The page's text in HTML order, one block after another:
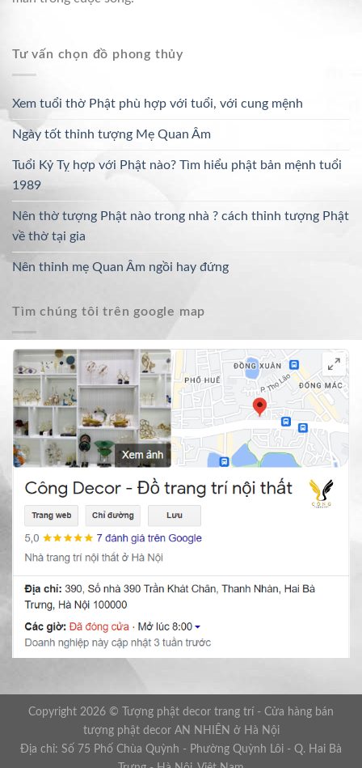
Tư vấn chọn đồ phong thủy
Xem tuổi thờ Phật phù hợp với tuổi, với cung mệnh
Ngày tốt thỉnh tượng Mẹ Quan Âm
Tuổi Kỷ Tỵ hợp với Phật nào? Tìm hiểu phật bản mệnh tuổi
1989
Nên thờ tượng Phật nào trong nhà ? cách thỉnh tượng Phật
về thờ tại gia
Nên thỉnh mẹ Quan Âm ngồi hay đứng
Tìm chúng tôi trên google map
Copyright 2026 © Tượng phật decor trang trí - Cửa hàng bán
tượng phật decor AN NHIÊN ở Hà Nội
Địa chỉ: Số 75 Phố Chùa Quỳnh - Phường Quỳnh Lôi - Q. Hai Bà